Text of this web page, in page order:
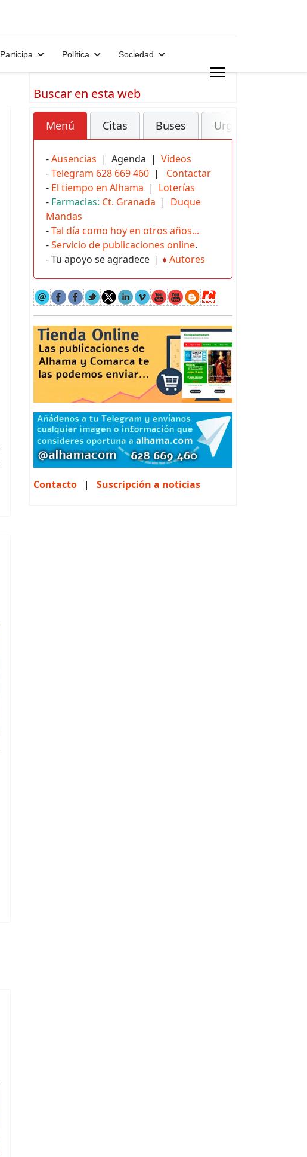
Participa Política Sociedad
Buscar en esta web
Menú Citas Buses Urgencias
-Ausencias | Agenda | Vídeos
-Telegram 628 669 460 | Contactar
- El tiempo en Alhama | Loterías
- Farmacias: Ct. Granada | Duque
Mandas
-Tal día como hoy en otros años...
-Servicio de publicaciones online.
- Tu apoyo se agradece | ♦Autores
Contacto | Suscripción a noticias